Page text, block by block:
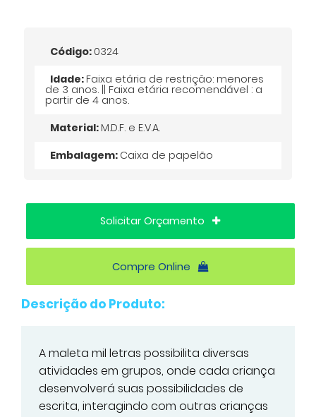
Código: 0324
Idade: Faixa etária de restrição: menores
de 3 anos. || Faixa etária recomendável : a
partir de 4 anos.
Material: M.D.F. e E.V.A.
Embalagem: Caixa de papelão
Solicitar Orçamento
Compre Online
Descrição do Produto:
A maleta mil letras possibilita diversas
atividades em grupos, onde cada criança
desenvolverá suas possibilidades de
escrita, interagindo com outras crianças